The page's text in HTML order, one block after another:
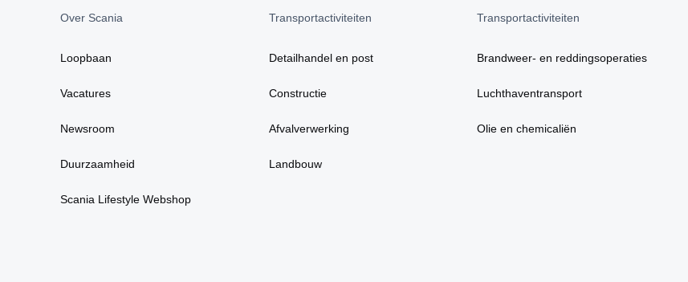
Over Scania
Loopbaan
Vacatures
Newsroom
Duurzaamheid
Scania Lifestyle Webshop
Transportactiviteiten
Detailhandel en post
Constructie
Afvalverwerking
Landbouw
Transportactiviteiten
Brandweer- en reddingsoperaties
Luchthaventransport
Olie en chemicaliën